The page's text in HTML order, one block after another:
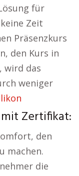
für
Zeit
Präsenzkurs
den Kurs in
wird das
weniger
Zertifikat:
den
machen.
die